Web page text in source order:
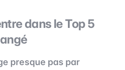
dans le Top 5
presque pas par